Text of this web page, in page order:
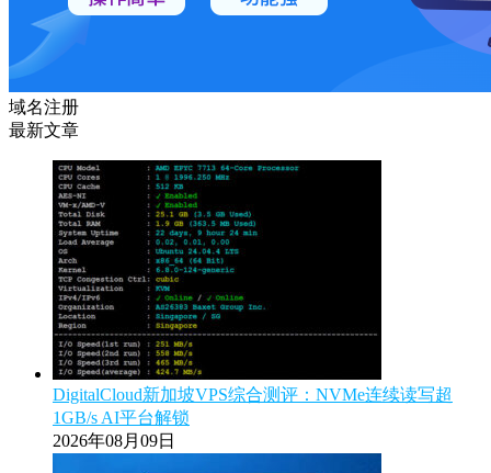
域名注册
最新文章
DigitalCloud新加坡VPS综合测评：NVMe连续读写超
1GB/s AI平台解锁
2026年08月09日